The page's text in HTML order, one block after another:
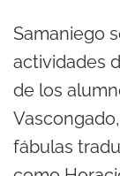
Samaniego
actividades
de los
fábulas